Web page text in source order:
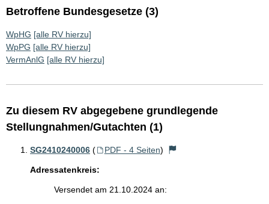
Betroffene Bundesgesetze (3)
WpHG [alle RV hierzu]
WpPG [alle RV hierzu]
VermAnlG [alle RV hierzu]
Zu diesem RV abgegebene grundlegende
Stellungnahmen/Gutachten (1)
SG2410240006 ( PDF - 4 Seiten)
Adressatenkreis:
Versendet am 21.10.2024 an: